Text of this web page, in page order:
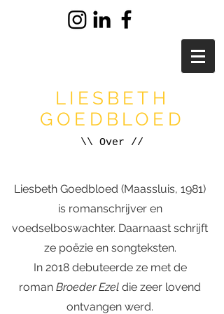
LIESBETH
GOEDBLOED
\\ Over //
Liesbeth Goedbloed (Maassluis, 1981)
is romanschrijver en
voedselboswachter. Daarnaast schrijft
ze poëzie en songteksten.
In 2018 debuteerde ze met de
roman Broeder Ezel die zeer lovend
ontvangen werd.